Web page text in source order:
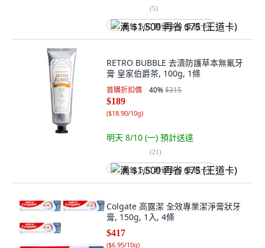
(5)
满 $1,500 再省 $75 (王道卡)
RETRO BUBBLE 去漬防護草本無氟牙
膏 皇家伯爵茶, 100g, 1條
首購折扣價 40%$315
$189
($18.90/10g)
明天 8/10 (一) 預計送達
(21)
满 $1,500 再省 $75 (王道卡)
Colgate 高露潔 全效專業潔淨膏狀牙
膏, 150g, 1入, 4條
$417
($6.95/10g)